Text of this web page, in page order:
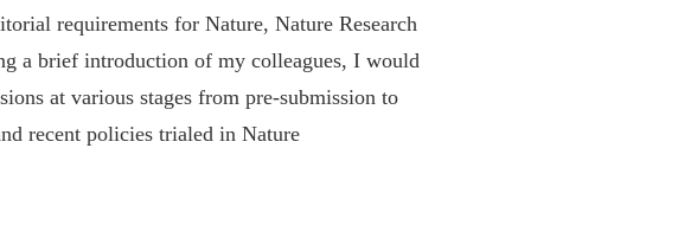
requirements for Nature, Nature Research
a brief introduction of my colleagues, I would
at various stages from pre-submission to
recent policies trialed in Nature